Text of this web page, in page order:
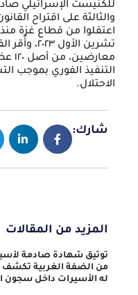
للكنيست الإسرائيلي
والثالثة على اقتراح
التنفيذ الفوري بموجب
الاحتلال.
شارك:
المزيد من المقالات
توثيق شهادة صادمة
من الضفة الغربية
له الأسيرات داخل سجون